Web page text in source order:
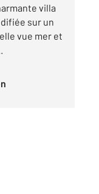
villa
sur un
vue mer et